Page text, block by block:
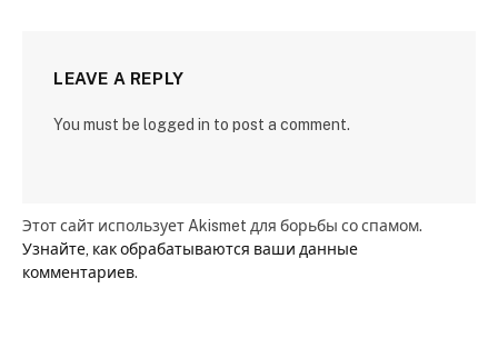
LEAVE A REPLY
You must be logged in to post a comment.
Этот сайт использует Akismet для борьбы со спамом.
Узнайте, как обрабатываются ваши данные
комментариев.